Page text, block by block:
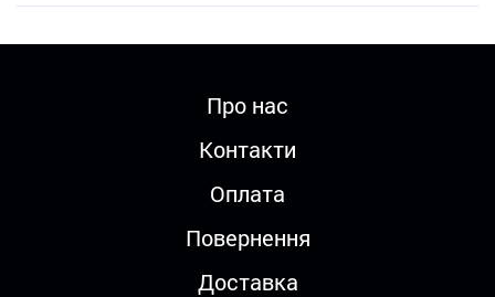
Про нас
Контакти
Оплата
Повернення
Доставка